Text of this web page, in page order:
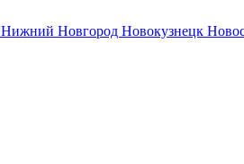
Нижний Новгород Новокузнецк